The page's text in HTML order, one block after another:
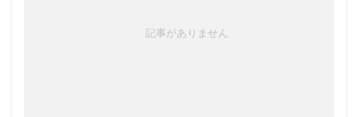
記事がありません